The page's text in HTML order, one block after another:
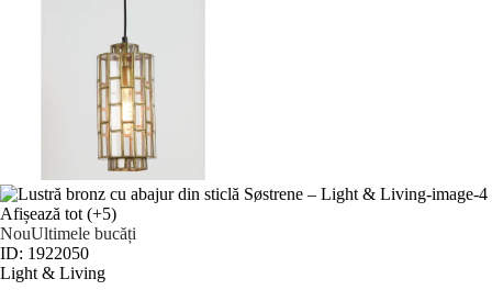
Afișează tot (+5)
NouUltimele bucăți
ID: 1922050
Light & Living